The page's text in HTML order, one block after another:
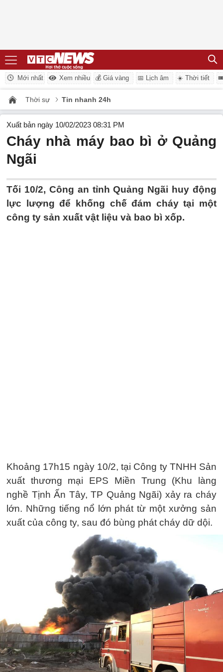
Mới nhất Xem nhiều 💰 Giá vàng 📅 Lịch âm ☀️ Thời tiết
Thời sự Tin nhanh 24h
Xuất bản ngày 10/02/2023 08:31 PM
Cháy nhà máy bao bì ở Quảng
Ngãi
Tối 10/2, Công an tỉnh Quảng Ngãi huy động
lực lượng để khống chế đám cháy tại một
công ty sản xuất vật liệu và bao bì xốp.
Khoảng 17h15 ngày 10/2, tại Công ty TNHH Sản
xuất thương mại EPS Miền Trung (Khu làng
nghề Tịnh Ấn Tây, TP Quảng Ngãi) xảy ra cháy
lớn. Những tiếng nổ lớn phát từ một xưởng sản
xuất của công ty, sau đó bùng phát cháy dữ dội.